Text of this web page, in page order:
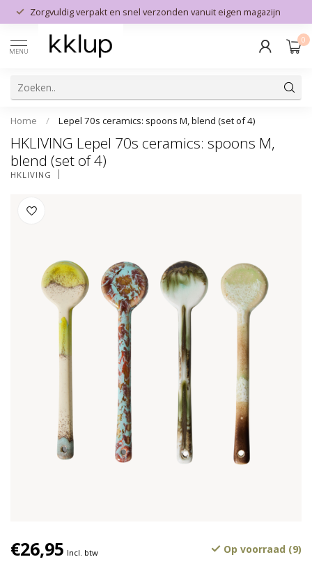
Zorgvuldig verpakt en snel verzonden vanuit eigen magazijn
MENU
0
Home / Lepel 70s ceramics: spoons M, blend (set of 4)
HKLIVING Lepel 70s ceramics: spoons M,
blend (set of 4)
HKLIVING
€26,95 Incl. btw Op voorraad (9)